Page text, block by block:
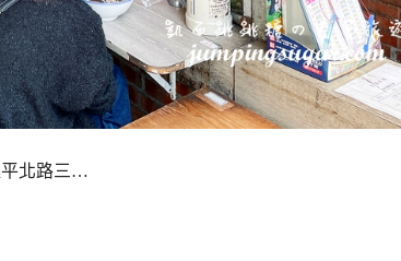
平北路三…